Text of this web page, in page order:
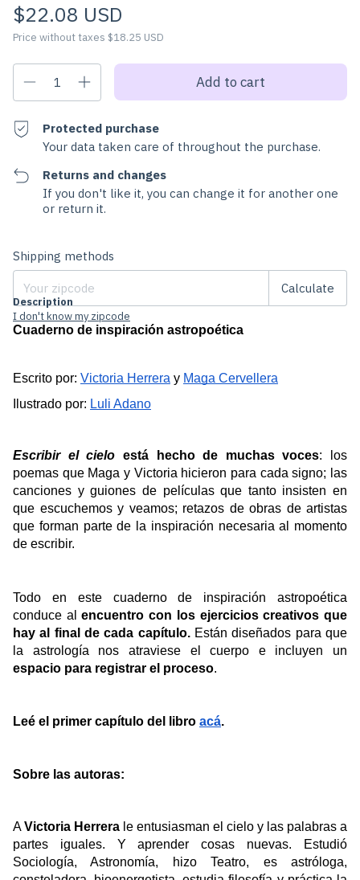
$22.08 USD
Price without taxes $18.25 USD
Protected purchase
Your data taken care of throughout the purchase.
Returns and changes
If you don't like it, you can change it for another one
or return it.
Shipping for zipcode:
Shipping methods
Calculate
I don't know my zipcode
Description
Cuaderno de inspiración astropoética
Escrito por: Victoria Herrera y Maga Cervellera
Ilustrado por: Luli Adano
Escribir el cielo está hecho de muchas voces: los
poemas que Maga y Victoria hicieron para cada signo; las
canciones y guiones de películas que tanto insisten en
que escuchemos y veamos; retazos de obras de artistas
que forman parte de la inspiración necesaria al momento
de escribir.
Todo en este cuaderno de inspiración astropoética
conduce alencuentro con los ejercicios creativos que
hay al final de cada capítulo.Están diseñados para que
la astrología nos atraviese el cuerpo e incluyen un
espacio para registrar el proceso.
Leé el primer capítulo del libro acá.
Sobre las autoras:
AVictoria Herrera le entusiasman el cielo y las palabras a
partes iguales. Y aprender cosas nuevas. Estudió
Sociología, Astronomía, hizo Teatro, es astróloga,